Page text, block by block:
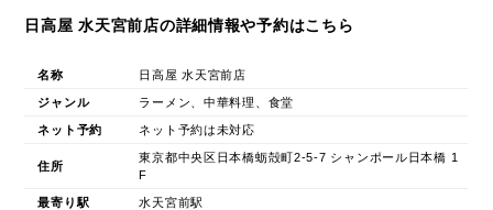
日高屋 水天宮前店の詳細情報や予約はこちら
名称 日高屋 水天宮前店
ジャンル ラーメン、中華料理、食堂
ネット予約 ネット予約は未対応
住所
東京都中央区日本橋蛎殻町2-5-7 シャンポール日本橋 1
F
最寄り駅 水天宮前駅